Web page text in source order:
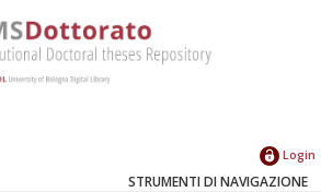
Login
STRUMENTI DI NAVIGAZIONE